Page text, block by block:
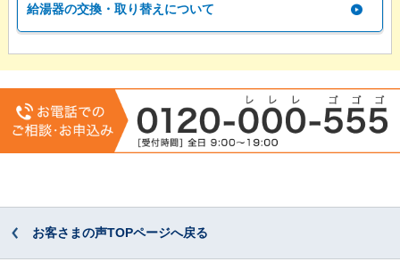
給湯器の交換・取り替えについて
お客さまの声TOPページへ戻る